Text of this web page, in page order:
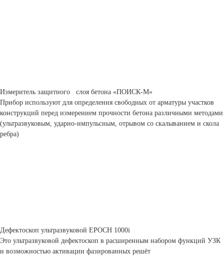
Измеритель защитного слоя бетона «ПОИСК-М»
Прибор используют для определения свободных от арматуры участков
конструкций перед измерением прочности бетона различными методами
(ультразвуковым, ударно-импульсным, отрывом со скалыванием и скола
ребра)
Дефектоскоп ультразвуковой ЕРОСН 1000i
Это ультразвуковой дефектоскоп в расширенным набором функций УЗК
и возможностью активации фазированных решёт